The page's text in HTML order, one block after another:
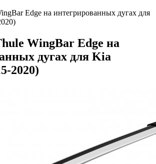
Edge на интегрированных дугах для
WingBar Edge на
дугах для Kia
2020)